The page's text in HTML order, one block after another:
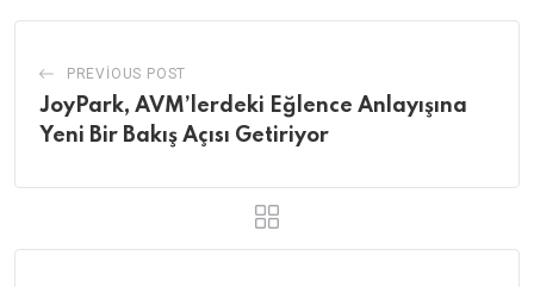
PREVIOUS POST
JoyPark, AVM’lerdeki Eğlence Anlayışına
Yeni Bir Bakış Açısı Getiriyor